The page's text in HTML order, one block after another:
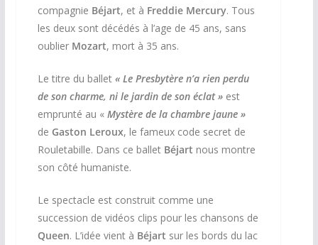
compagnie Béjart, et à Freddie Mercury. Tous
les deux sont décédés à l’age de 45 ans, sans
oublier Mozart, mort à 35 ans.
Le titre du ballet « Le Presbytère n’a rien perdu
de son charme, ni le jardin de son éclat »est
emprunté au « Mystère de la chambre jaune »
de Gaston Leroux, le fameux code secret de
Rouletabille. Dans ce ballet Béjart nous montre
son côté humaniste.
Le spectacle est construit comme une
succession de vidéos clips pour les chansons de
Queen. L’idée vient à Béjart sur les bords du lac